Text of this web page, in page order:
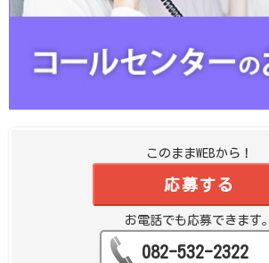
このままWEBから！
応募する
お電話でも応募できます。
082-532-2322